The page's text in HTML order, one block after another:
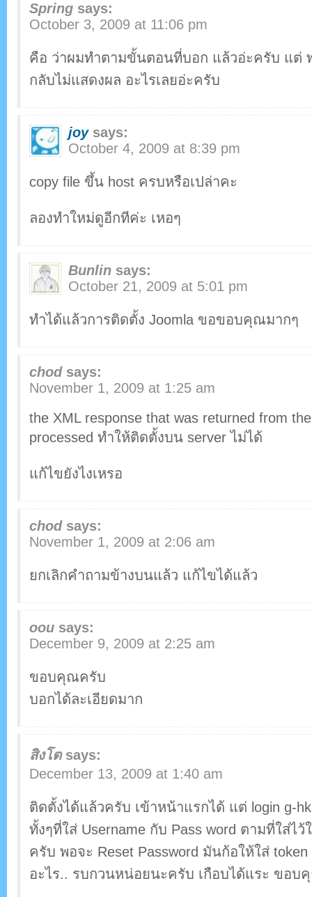
Spring says:
October 3, 2009 at 11:06 pm
คือ ว่าผมทำตามขั้นตอนที่บอก แล้วอ่ะครับ แต่
กลับไม่แสดงผล อะไรเลยอ่ะครับ
joy says:
October 4, 2009 at 8:39 pm
copy file ขึ้น host ครบหรือเปล่าคะ
ลองทำใหม่ดูอีกทีค่ะ เหอๆ
Bunlin says:
October 21, 2009 at 5:01 pm
ทำได้แล้วการติดตั้ง Joomla ขอขอบคุณมากๆ
chod says:
November 1, 2009 at 1:25 am
the XML response that was returned from
processed ทำให้ติดตั้งบน server ไม่ได้
แก้ไขยังไงเหรอ
chod says:
November 1, 2009 at 2:06 am
ยกเลิกคำถามข้างบนแล้ว แก้ไขได้แล้ว
oou says:
December 9, 2009 at 2:25 am
ขอบคุณครับ
บอกได้ละเอียดมาก
สิงโต says:
December 13, 2009 at 1:40 am
ติดตั้งได้แล้วครับ เข้าหน้าแรกได้ แต่ login g-
ทั้งๆที่ใส่ Username กับ Pass word ตามที่ใส่ไ
ครับ พอจะ Reset Password มันก้อให้ใส่
อะไร.. รบกวนหน่อยนะครับ เกือบได้แระ ขอบ